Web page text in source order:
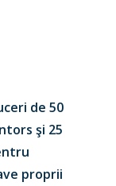
de 50
şi 25
proprii